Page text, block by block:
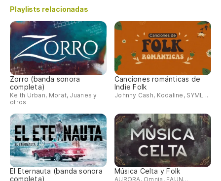
Playlists relacionadas
Zorro (banda sonora
completa)
Keith Urban, Morat, Juanes y
otros
Canciones románticas de
Indie Folk
Johnny Cash, Kodaline, SYML...
El Eternauta (banda sonora
completa)
Música Celta y Folk
AURORA, Omnia, FAUN...